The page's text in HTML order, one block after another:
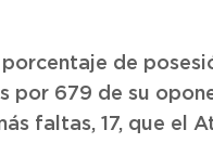
de
por 679 de su
faltas, 17, que el